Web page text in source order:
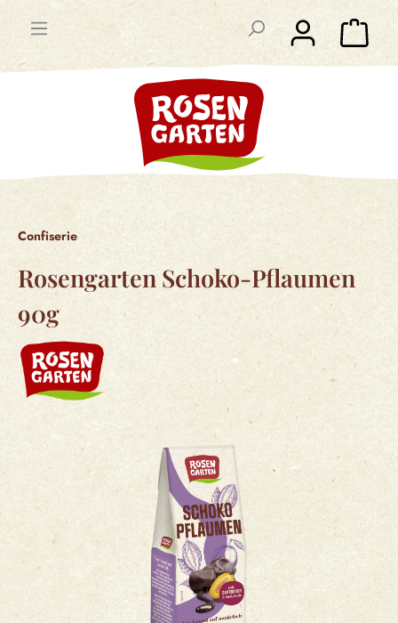
Confiserie
Rosengarten Schoko-Pflaumen
90g